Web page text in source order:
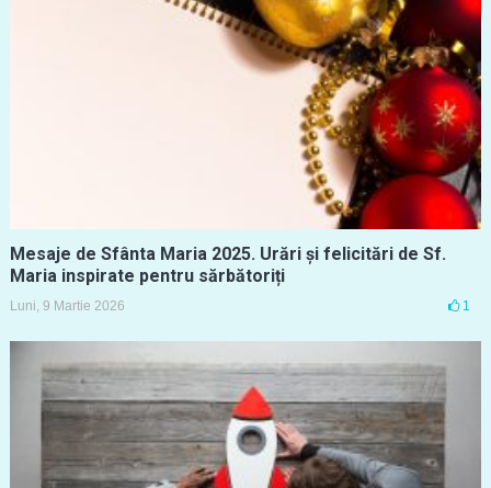
Mesaje de Sfânta Maria 2025. Urări și felicitări de Sf.
Maria inspirate pentru sărbătoriți
Luni, 9 Martie 2026 1